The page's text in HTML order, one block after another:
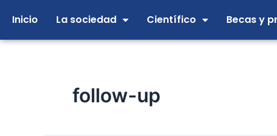
contenido
Inicio La sociedad Científico Becas y
follow-up